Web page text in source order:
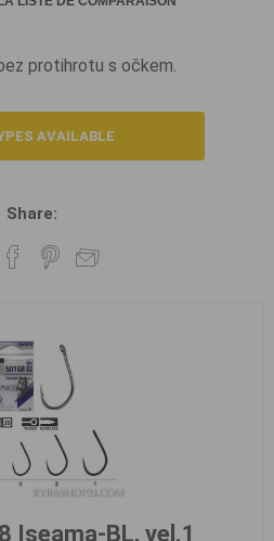
protihrotu s očkem.
AVAILABLE
Share:
Iseama-BL, vel.1